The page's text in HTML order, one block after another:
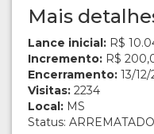
Mais
Lance inicial: R$
Incremento: R$
Encerramento: 13/
Visitas: 2234
Local: MS
Status: ARREMATADO